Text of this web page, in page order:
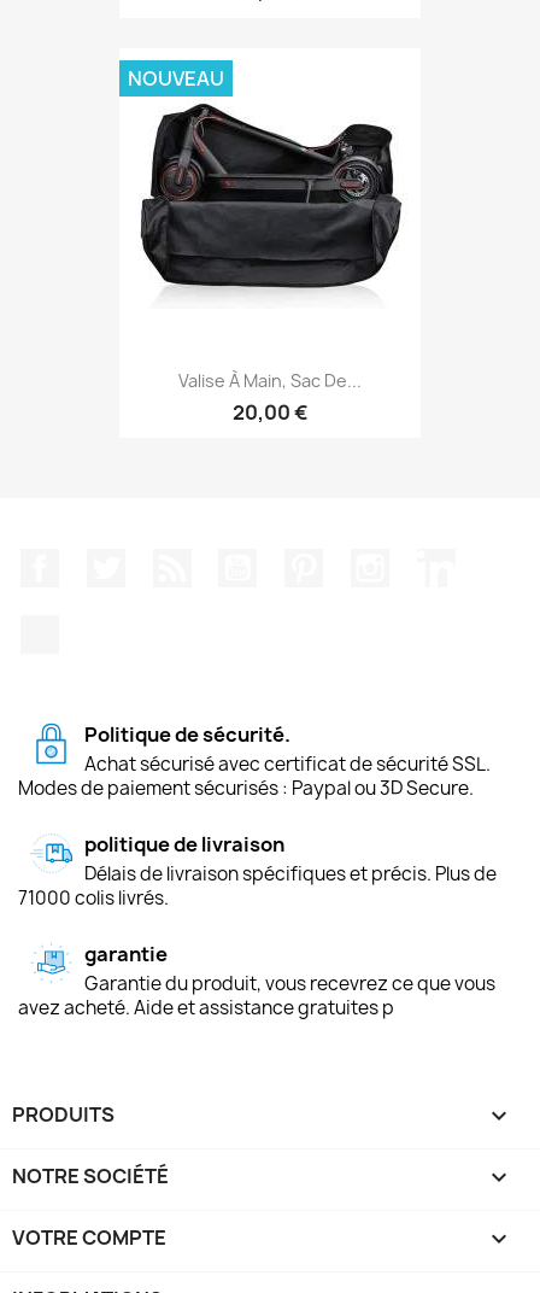
Valise À Main, Sac De...
20,00 €
NOUVEAU
Politique de sécurité.
Achat sécurisé avec certificat de sécurité SSL.
Modes de paiement sécurisés : Paypal ou 3D Secure.
politique de livraison
Délais de livraison spécifiques et précis. Plus de
71000 colis livrés.
garantie
Garantie du produit, vous recevrez ce que vous
avez acheté. Aide et assistance gratuites p
PRODUITS 
NOTRE SOCIÉTÉ 
VOTRE COMPTE 